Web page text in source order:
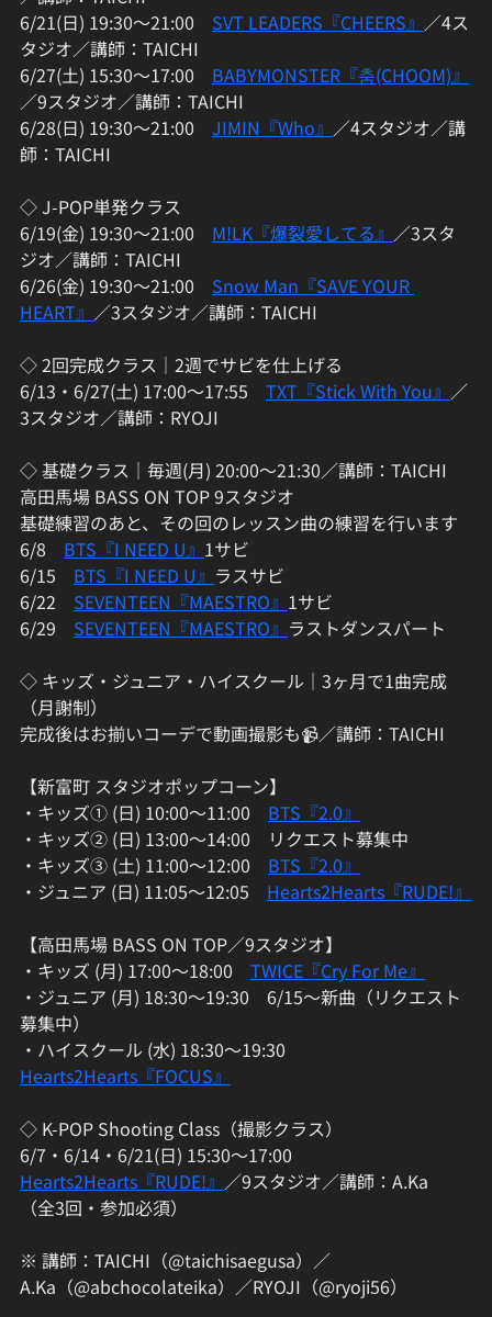
6/21(日) 19:30〜21:00 SVT LEADERS『CHEERS』 ／4ス
タジオ／講師：TAICHI
6/27(土) 15:30〜17:00 BABYMONSTER『춤(CHOOM)』
／9スタジオ／講師：TAICHI
6/28(日) 19:30〜21:00 JIMIN『Who』 ／4スタジオ／講
師：TAICHI
◇ J-POP単発クラス
6/19(金) 19:30〜21:00 M!LK『爆裂愛してる』 ／3スタ
ジオ／講師：TAICHI
6/26(金) 19:30〜21:00 Snow Man『SAVE YOUR
HEART』 ／3スタジオ／講師：TAICHI
◇ 2回完成クラス｜2週でサビを仕上げる
6/13・6/27(土) 17:00〜17:55 TXT『Stick With You』 ／
3スタジオ／講師：RYOJI
◇ 基礎クラス｜毎週(月) 20:00〜21:30／講師：TAICHI
高田馬場 BASS ON TOP 9スタジオ
基礎練習のあと、その回のレッスン曲の練習を行います
6/8 BTS『I NEED U』 1サビ
6/15 BTS『I NEED U』 ラスサビ
6/22 SEVENTEEN『MAESTRO』 1サビ
6/29 SEVENTEEN『MAESTRO』 ラストダンスパート
◇ キッズ・ジュニア・ハイスクール｜3ヶ月で1曲完成
（月謝制）
完成後はお揃いコーデで動画撮影も📹／講師：TAICHI
【新富町 スタジオポップコーン】
・キッズ① (日) 10:00〜11:00 BTS『2.0』
・キッズ② (日) 13:00〜14:00　リクエスト募集中
・キッズ③ (土) 11:00〜12:00 BTS『2.0』
・ジュニア (日) 11:05〜12:05 Hearts2Hearts『RUDE!』
【高田馬場 BASS ON TOP／9スタジオ】
・キッズ (月) 17:00〜18:00 TWICE『Cry For Me』
・ジュニア (月) 18:30〜19:30　6/15〜新曲（リクエスト
募集中）
・ハイスクール (水) 18:30〜19:30
Hearts2Hearts『FOCUS』
◇ K-POP Shooting Class（撮影クラス）
6/7・6/14・6/21(日) 15:30〜17:00
Hearts2Hearts『RUDE!』 ／9スタジオ／講師：A.Ka
（全3回・参加必須）
※ 講師：TAICHI（@taichisaegusa）／
A.Ka（@abchocolateika）／RYOJI（@ryoji56）